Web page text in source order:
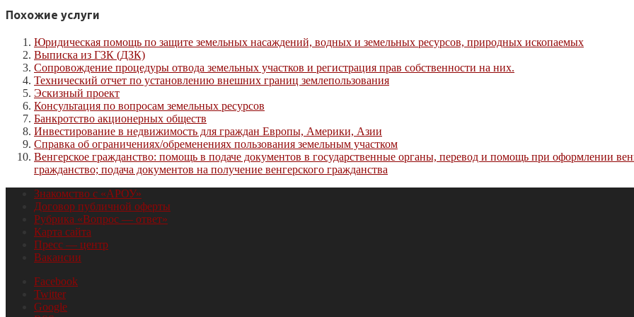
Похожие услуги
Юридическая помощь по защите земельных насаждений, водных и земельных ресурсов, природных ископаемых
Выписка из ГЗК (ДЗК)
Сопровождение процедуры отвода земельных участков и регистрация прав собственности на них.
Технический отчет по установлению внешних границ землепользования
Эскизный проект
Консультация по вопросам земельных ресурсов
Банкротство акционерных обществ
Инвестирование в недвижимость для граждан Европы, Америки, Азии
Справка об ограничениях/обременениях пользования земельным участком
Венгерское гражданство: помощь в подаче документов в государственные органы, перевод и помощь при оформлении
гражданство; подача документов на получение венгерского гражданства
Знакомство с «АРОУ»
Договор публичной оферты
Рубрика «Вопрос — ответ»
Карта сайта
Пресс — центр
Вакансии
Facebook
Twitter
Google